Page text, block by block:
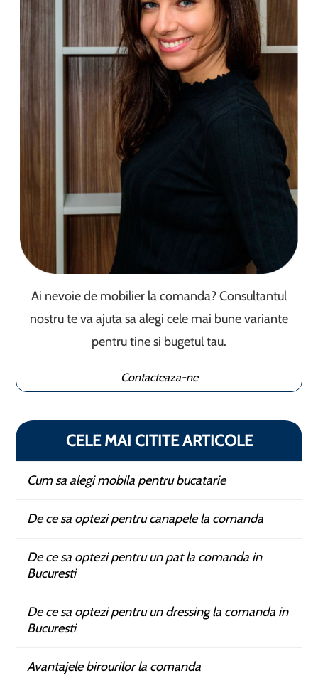
Ai nevoie de mobilier la comanda? Consultantul
nostru te va ajuta sa alegi cele mai bune variante
pentru tine si bugetul tau.
Contacteaza-ne
CELE MAI CITITE ARTICOLE
Cum sa alegi mobila pentru bucatarie
De ce sa optezi pentru canapele la comanda
De ce sa optezi pentru un pat la comanda in
Bucuresti
De ce sa optezi pentru un dressing la comanda in
Bucuresti
Avantajele birourilor la comanda